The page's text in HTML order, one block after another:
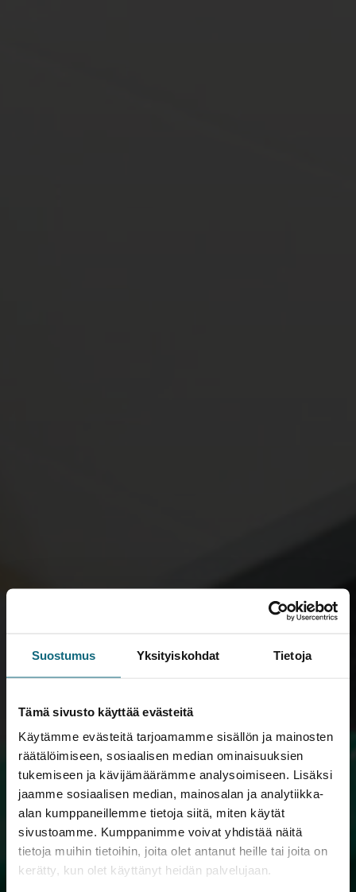
Suostumus Yksityiskohdat Tietoja
Tämä sivusto käyttää evästeitä
Käytämme evästeitä tarjoamamme sisällön ja mainosten
räätälöimiseen, sosiaalisen median ominaisuuksien
tukemiseen ja kävijämäärämme analysoimiseen. Lisäksi
jaamme sosiaalisen median, mainosalan ja analytiikka-
alan kumppaneillemme tietoja siitä, miten käytät
sivustoamme. Kumppanimme voivat yhdistää näitä
tietoja muihin tietoihin, joita olet antanut heille tai joita on
kerätty, kun olet käyttänyt heidän palvelujaan.